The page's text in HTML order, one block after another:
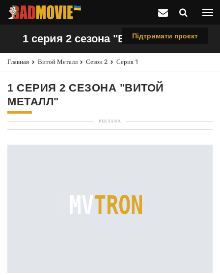
Підтримати проєкт
1 серия 2 сезона "Витой металл"
Главная Витой Металл Сезон 2 Серия 1
1 СЕРИЯ 2 СЕЗОНА "ВИТОЙ
МЕТАЛЛ"
РЕКЛАМА